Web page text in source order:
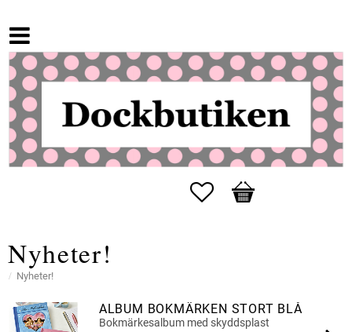
Favoriter
Kundvagn
Nyheter!
Nyheter!
ALBUM BOKMÄRKEN STORT BLÅ
Bokmärkesalbum med skyddsplast